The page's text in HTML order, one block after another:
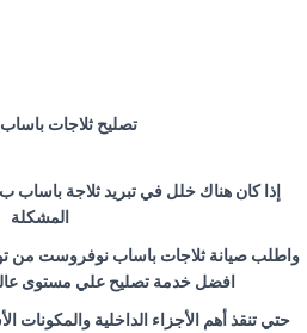
تصليح ثلاجات باساب 6
المشكلة
افضل خدمة تصليح علي مستوى
حتي تنقذ أهم الأجزاء الداخلية والمكونات